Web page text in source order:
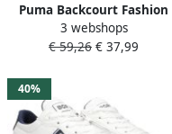
Puma Backcourt Fashion
sneakers Schoenen white
navy maat: 46 beschikbare
3 webshops
€ 59,26 € 37,99
40%